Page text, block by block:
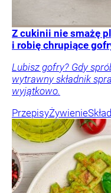
Z cukinii nie smażę
i robię chrupiące
Lubisz gofry? Gdy
wytrawny składnik
wyjątkowo.
PrzepisyŻywienie